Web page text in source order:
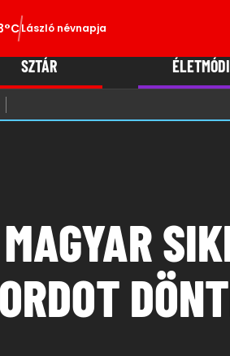
László névnapja
SZTÁR ÉLETMÓDI